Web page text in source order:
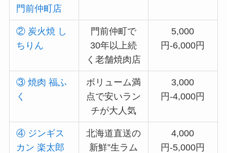
門前仲町店
② 炭火焼 し
ちりん
門前仲町で
30年以上続
く老舗焼肉店
5,000
円-6,000円
③ 焼肉 福ふ
く
ボリューム満
点で安いラン
チが大人気
3,000
円-4,000円
④ ジンギス
カン 楽太郎
北海道直送の
新鮮”生ラム
4,000
円-5,000円